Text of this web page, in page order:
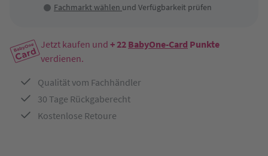
Fachmarkt wählen und Verfügbarkeit prüfen
Jetzt kaufen und + 22 BabyOne-Card Punkte
verdienen.
Qualität vom Fachhändler
30 Tage Rückgaberecht
Kostenlose Retoure